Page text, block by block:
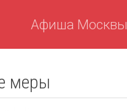
Афиша Москвы
меры